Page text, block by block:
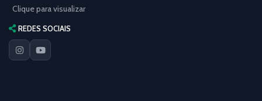
Clique para visualizar
REDES SOCIAIS